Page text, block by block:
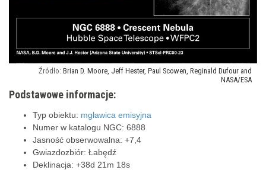
Brian D. Moore, Jeff Hester, Paul Scowen, Reginald Dufour and
NASA/ESA
Podstawowe informacje:
Typ obiektu: mgławica emisyjna
Numer w katalogu NGC: 6888
Jasność obserwowalna: +7,4
Gwiazdozbiór: Łabędź
Deklinacja: +38d 21m 18s